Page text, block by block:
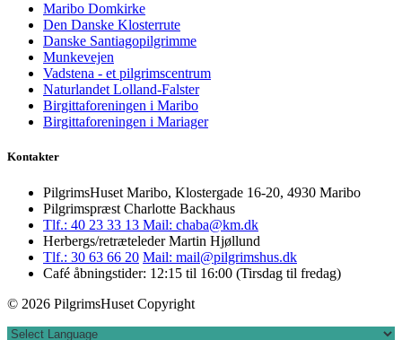
Maribo Domkirke
Den Danske Klosterrute
Danske Santiagopilgrimme
Munkevejen
Vadstena - et pilgrimscentrum
Naturlandet Lolland-Falster
Birgittaforeningen i Maribo
Birgittaforeningen i Mariager
Kontakter
PilgrimsHuset Maribo, Klostergade 16-20, 4930 Maribo
Pilgrimspræst Charlotte Backhaus
Tlf.: 40 23 33 13 Mail: chaba@km.dk
Herbergs/retræteleder Martin Hjøllund
Tlf.: 30 63 66 20 Mail: mail@pilgrimshus.dk
Café åbningstider: 12:15 til 16:00 (Tirsdag til fredag)
© 2026 PilgrimsHuset Copyright